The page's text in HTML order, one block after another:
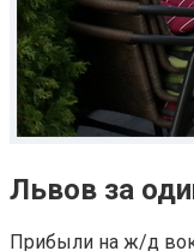
Львов за
Прибыли на ж/д